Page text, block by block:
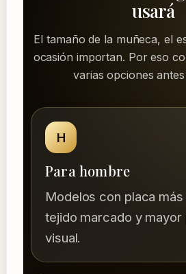
usará
El tamaño de la muñeca, el
ocasión importan. Por eso
varias opciones
H
Para hombre
Modelos con placa más
tejido marcado y mayor
visual.